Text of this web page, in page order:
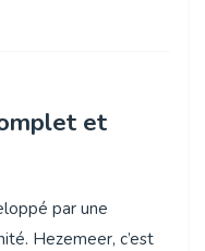
et
par une
Hezemeer, c’est